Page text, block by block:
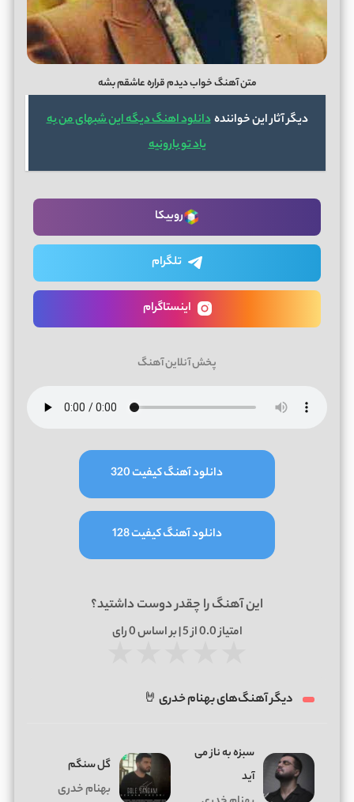
متن آهنگ خواب دیدم قراره عاشقم بشه
دیگر آثار این خوانندهدانلود اهنگ دیگه این شبهای من به
یاد تو بارونیه
روبیکا
تلگرام
اینستاگرام
پخش آنلاین آهنگ
دانلود آهنگ کیفیت 320
دانلود آهنگ کیفیت 128
این آهنگ را چقدر دوست داشتید؟
امتیاز0.0از 5 | بر اساس 0رای
دیگر آهنگ‌های بهنام خدری 🤘
سبزه به ناز می
آید
گل سنگم
بهنام خدری